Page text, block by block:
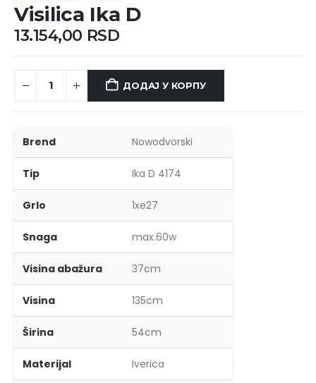
Visilica Ika D
13.154,00 RSD
ДОДАЈ У КОРПУ
Brend Nowodvorski
Tip Ika D 4174
Grlo 1xe27
Snaga max.60w
Visina abažura 37cm
Visina 135cm
Širina 54cm
Materijal Iverica